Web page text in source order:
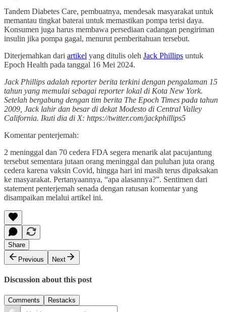
Tandem Diabetes Care, pembuatnya, mendesak masyarakat untuk
memantau tingkat baterai untuk memastikan pompa terisi daya.
Konsumen juga harus membawa persediaan cadangan pengiriman
insulin jika pompa gagal, menurut pemberitahuan tersebut.
Diterjemahkan dari artikel yang ditulis oleh Jack Phillips untuk
Epoch Health pada tanggal 16 Mei 2024.
Jack Phillips adalah reporter berita terkini dengan pengalaman 15
tahun yang memulai sebagai reporter lokal di Kota New York.
Setelah bergabung dengan tim berita The Epoch Times pada tahun
2009, Jack lahir dan besar di dekat Modesto di Central Valley
California. Ikuti dia di X: https://twitter.com/jackphillips5
Komentar penterjemah:
2 meninggal dan 70 cedera FDA segera menarik alat pacujantung
tersebut sementara jutaan orang meninggal dan puluhan juta orang
cedera karena vaksin Covid, hingga hari ini masih terus dipaksakan
ke masyarakat. Pertanyaannya, “apa alasannya?”. Sentimen dari
statement penterjemah senada dengan ratusan komentar yang
disampaikan melalui artikel ini.
Share
Previous
Next
Discussion about this post
Comments Restacks